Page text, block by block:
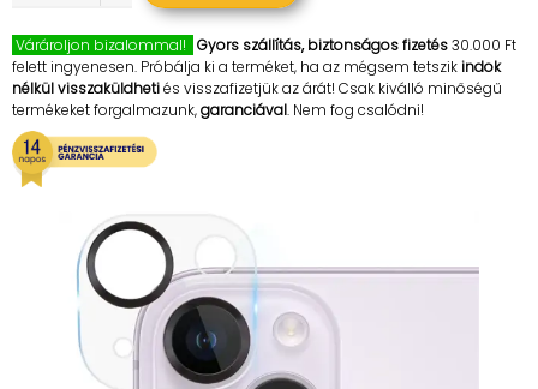
Várároljon bizalommal! Gyors szállítás, biztonságos fizetés30.000 Ft
felett ingyenesen. Próbálja ki a terméket, ha az mégsem tetszikindok
nélkül visszaküldhetiés visszafizetjük az árát! Csak kiválló minőségű
termékeket forgalmazunk,garanciával. Nem fog csalódni!